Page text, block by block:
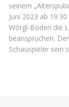
seinem
Juni 2023 ab
Wörgl-Boden die
beanspruchen.
Schauspieler sein